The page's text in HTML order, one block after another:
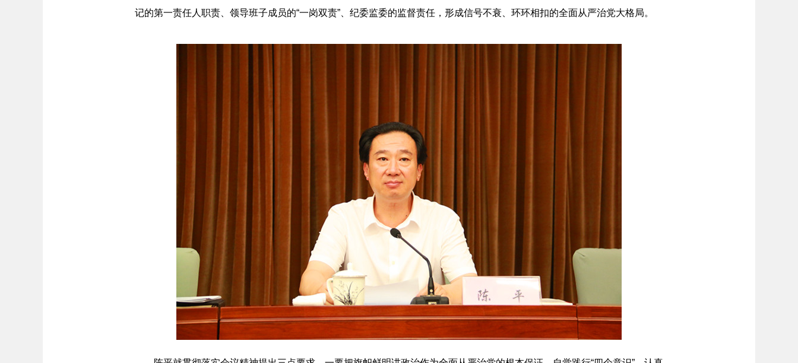
记的第一责任人职责、领导班子成员的“一岗双责”、纪委监委的监督责任，形成信号不衰、环环相扣的全面从严治党大格局。